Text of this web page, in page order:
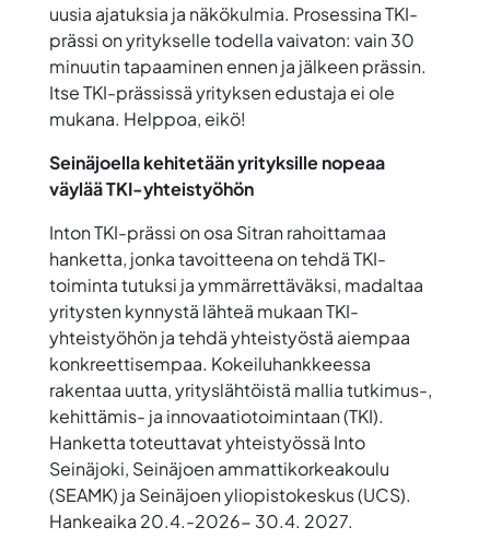
uusia ajatuksia ja näkökulmia. Prosessina TKI-
prässi on yritykselle todella vaivaton: vain 30
minuutin tapaaminen ennen ja jälkeen prässin.
Itse TKI-prässissä yrityksen edustaja ei ole
mukana. Helppoa, eikö!
Seinäjoella kehitetään yrityksille nopeaa
väylää TKI-yhteistyöhön
Inton TKI-prässi on osa Sitran rahoittamaa
hanketta, jonka tavoitteena on tehdä TKI-
toiminta tutuksi ja ymmärrettäväksi, madaltaa
yritysten kynnystä lähteä mukaan TKI-
yhteistyöhön ja tehdä yhteistyöstä aiempaa
konkreettisempaa. Kokeiluhankkeessa
rakentaa uutta, yrityslähtöistä mallia tutkimus-,
kehittämis- ja innovaatiotoimintaan (TKI).
Hanketta toteuttavat yhteistyössä Into
Seinäjoki, Seinäjoen ammattikorkeakoulu
(SEAMK) ja Seinäjoen yliopistokeskus (UCS).
Hankeaika 20.4.-2026- 30.4. 2027.